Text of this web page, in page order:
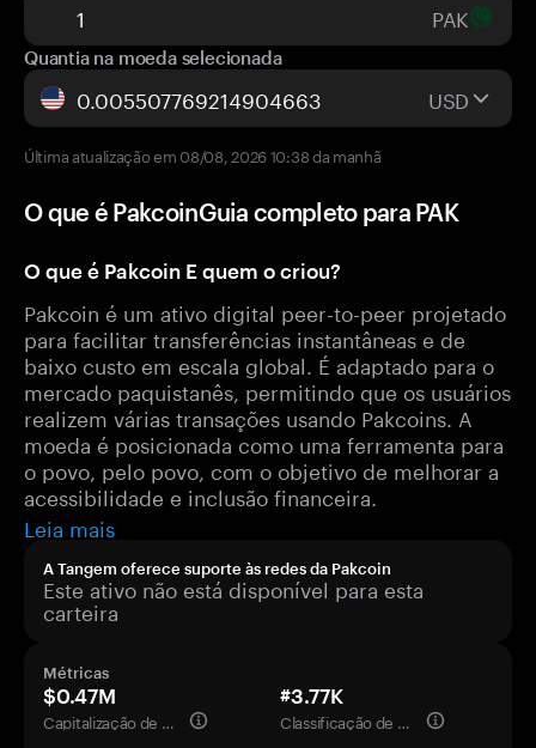
PAK
Quantia na moeda selecionada
USD
Última atualização em 08/08, 2026 10:38 da manhã
O que é PakcoinGuia completo para PAK
O que é Pakcoin E quem o criou?
Pakcoin é um ativo digital peer-to-peer projetado
para facilitar transferências instantâneas e de
baixo custo em escala global. É adaptado para o
mercado paquistanês, permitindo que os usuários
realizem várias transações usando Pakcoins. A
moeda é posicionada como uma ferramenta para
o povo, pelo povo, com o objetivo de melhorar a
acessibilidade e inclusão financeira.
Leia mais
A Tangem oferece suporte às redes da Pakcoin
Este ativo não está disponível para esta
carteira
Métricas
$0.47M
Capitalização de mercado
#3.77K
Classificação de mercado